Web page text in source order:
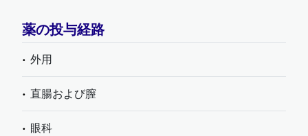
薬の投与経路
外用
直腸および膣
眼科